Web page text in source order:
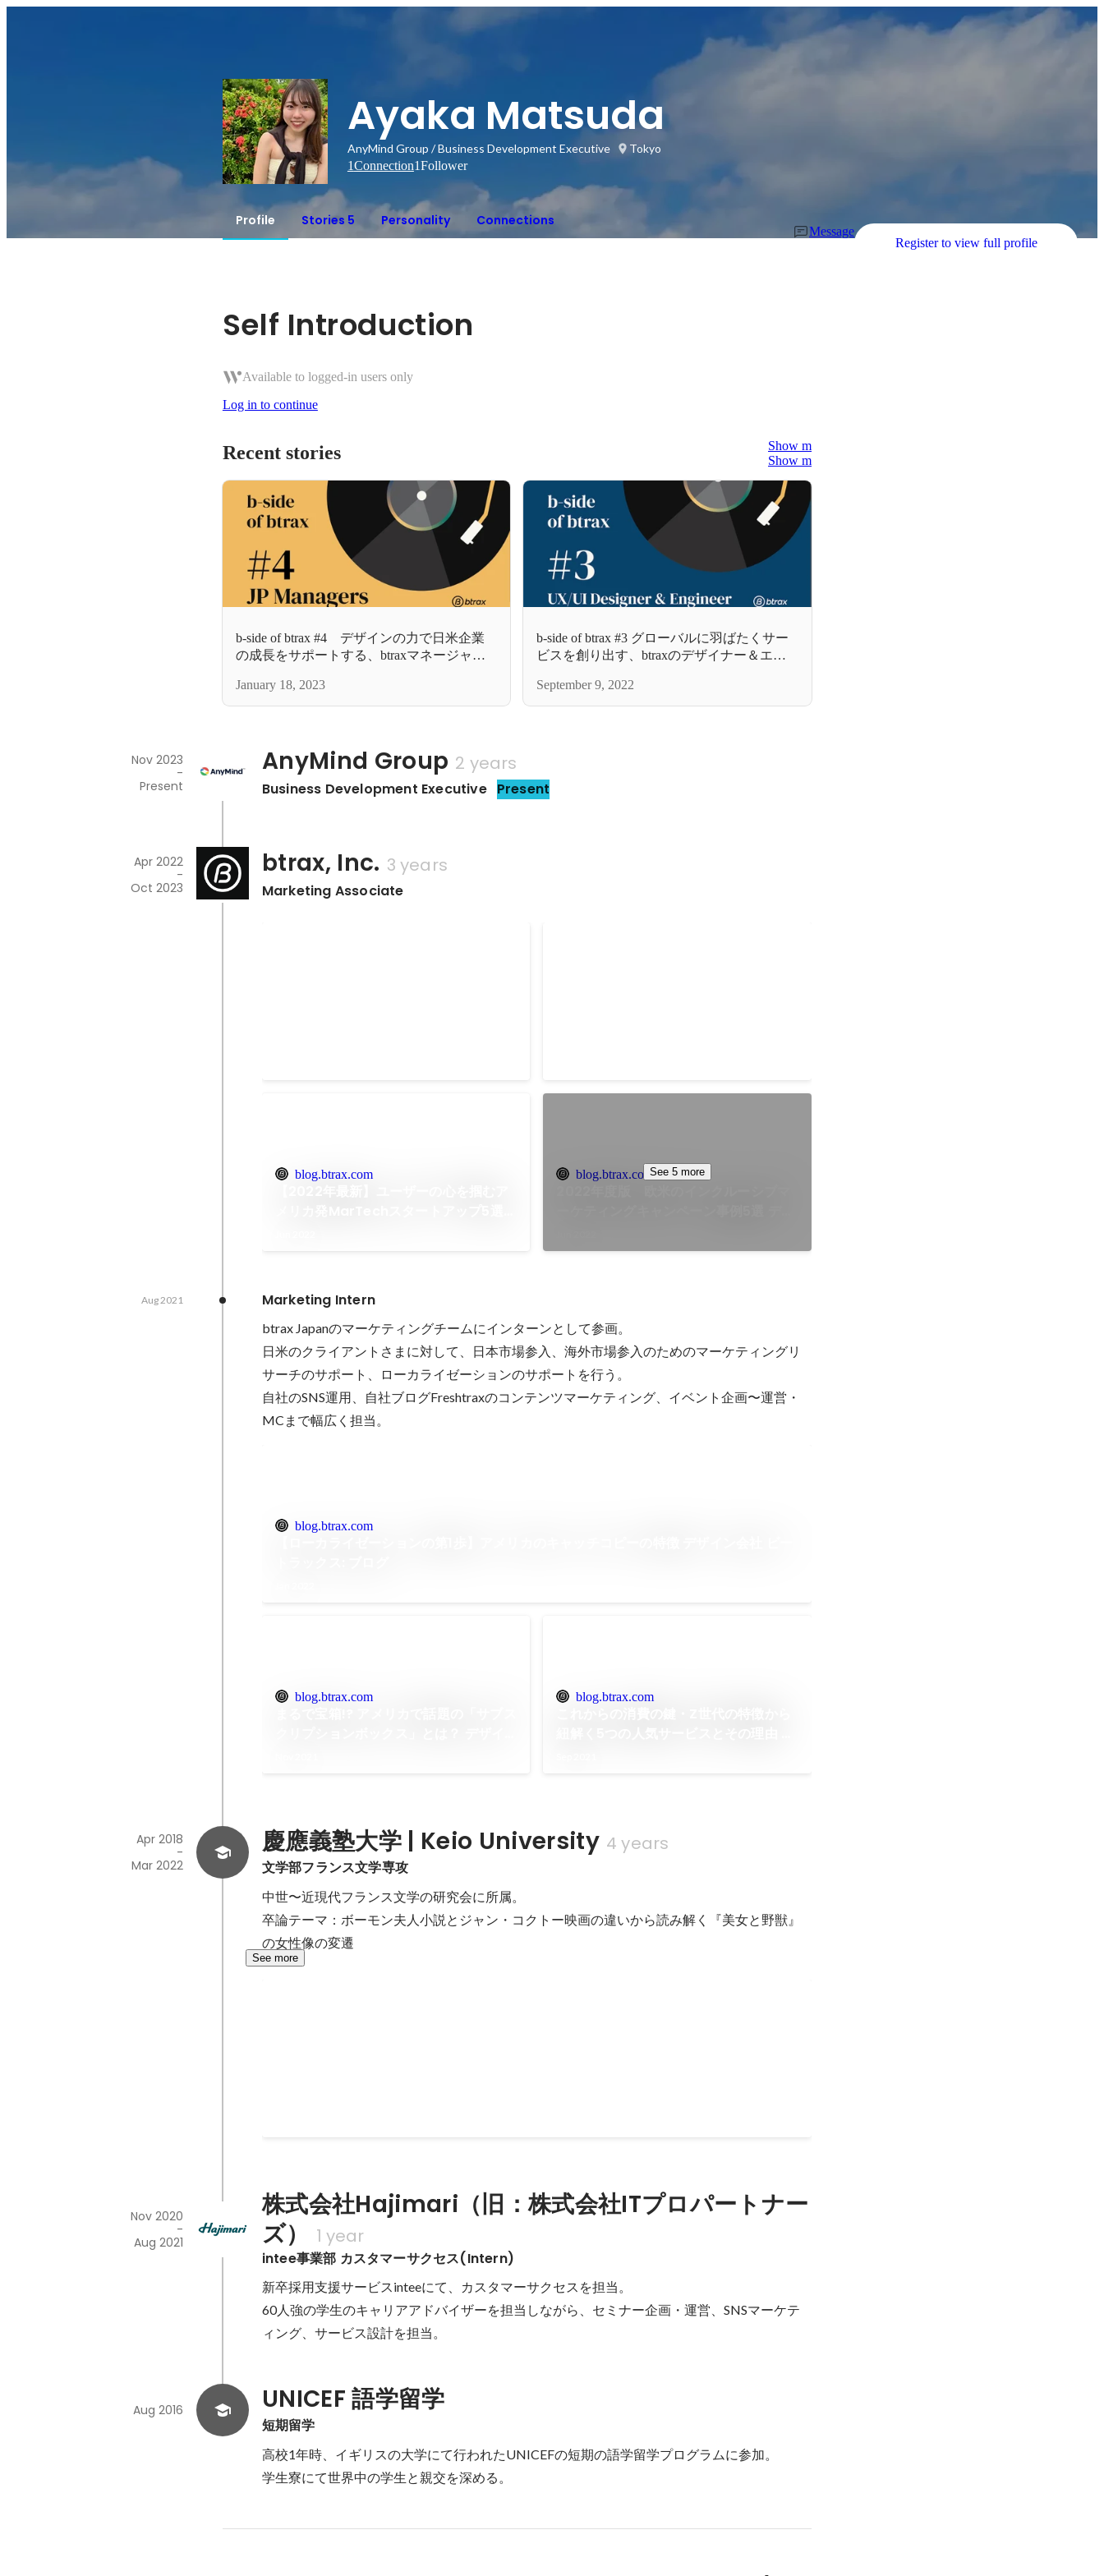
Ayaka Matsuda
AnyMind Group / Business Development Executive
Tokyo
1Connection1Follower
Profile Stories 5 Personality Connections
Message
Register to view full profile
Self Introduction
Available to logged-in users only
Log in to continue
Recent stories
Show more
Show more
b-side of btrax #4 デザインの力で日米企業
の成長をサポートする、btraxマネージャー
January 18, 2023
b-side of btrax #3 グローバルに羽ばたくサー
ビスを創り出す、btraxのデザイナー＆エン
September 9, 2022
AnyMind Group 2 years
Business Development Executive Present
Nov 2023
-
Present
btrax, Inc. 3 years
Marketing Associate
Apr 2022
-
Oct 2023
blog.btrax.com blog.btrax.comSee 5 more
Marketing Intern
Aug 2021
btrax Japanのマーケティングチームにインターンとして参画。
日米のクライアントさまに対して、日本市場参入、海外市場参入のためのマーケティングリ
サーチのサポート、ローカライゼーションのサポートを行う。
自社のSNS運用、自社ブログFreshtraxのコンテンツマーケティング、イベント企画〜運営・
MCまで幅広く担当。
blog.btrax.com
blog.btrax.com blog.btrax.com
慶應義塾大学 | Keio University 4 years
文学部フランス文学専攻
Apr 2018
-
Mar 2022
中世〜近現代フランス文学の研究会に所属。
卒論テーマ：ボーモン夫人小説とジャン・コクトー映画の違いから読み解く『美女と野獣』
の女性像の変遷
See more
株式会社Hajimari（旧：株式会社ITプロパートナー
ズ）
1 year
intee事業部 カスタマーサクセス(Intern)
Nov 2020
-
Aug 2021
新卒採用支援サービスinteeにて、カスタマーサクセスを担当。
60人強の学生のキャリアアドバイザーを担当しながら、セミナー企画・運営、SNSマーケテ
ィング、サービス設計を担当。
UNICEF 語学留学
短期留学
Aug 2016
高校1年時、イギリスの大学にて行われたUNICEFの短期の語学留学プログラムに参加。
学生寮にて世界中の学生と親交を深める。